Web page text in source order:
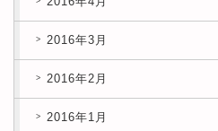
2016年3月
2016年2月
2016年1月